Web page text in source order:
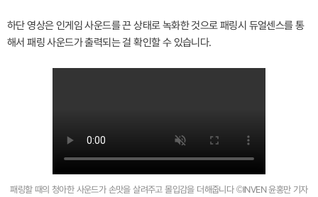
하단 영상은 인게임 사운드를 끈 상태로 녹화한 것으로 패링시 듀얼센스를 통
해서 패링 사운드가 출력되는 걸 확인할 수 있습니다.
패링할 때의 청아한 사운드가 손맛을 살려주고 몰입감을 더해줍니다 ©INVEN 윤홍만 기자